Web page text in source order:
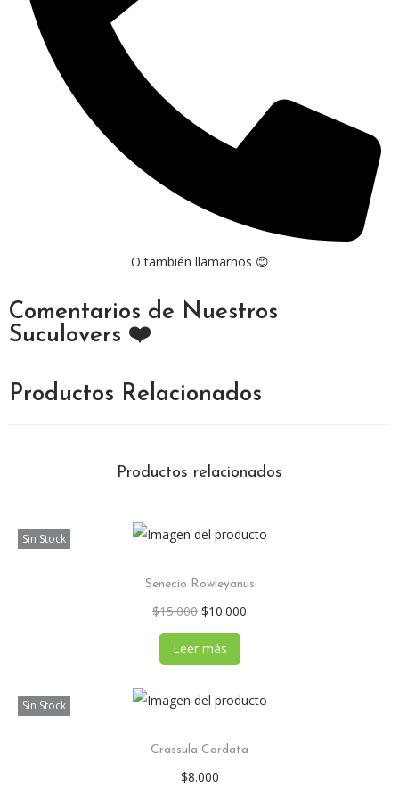
O también llamarnos 😊
Comentarios de Nuestros
Suculovers ❤️
Productos Relacionados
Productos relacionados
Sin Stock
Senecio Rowleyanus
$15.000 $10.000
Leer más
Sin Stock
Crassula Cordata
$8.000